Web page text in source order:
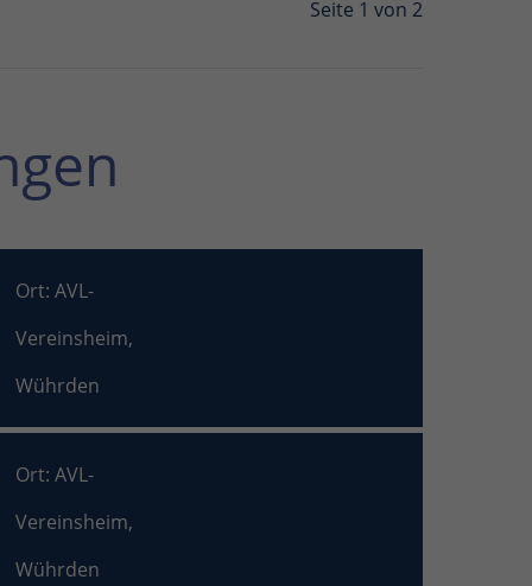
Seite 1 von 2
Ort: AVL-
Vereinsheim,
Wührden
Ort: AVL-
Vereinsheim,
Wührden